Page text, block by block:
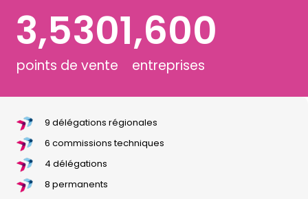
points de vente
3,530
entreprises
1,600
9 délégations régionales
6 commissions techniques
4 délégations
8 permanents